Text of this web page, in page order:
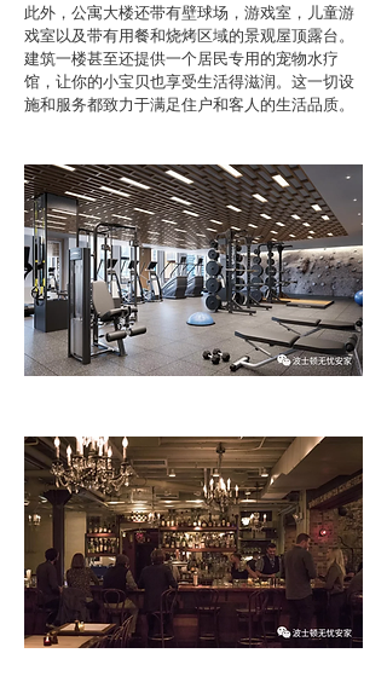
此外，公寓大楼还带有壁球场，游戏室，儿童游
戏室以及带有用餐和烧烤区域的景观屋顶露台。
建筑一楼甚至还提供一个居民专用的宠物水疗
馆，让你的小宝贝也享受生活得滋润。这一切设
施和服务都致力于满足住户和客人的生活品质。